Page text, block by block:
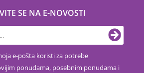
SE NA E-NOVOSTI
e-pošta koristi za potrebe
ponudama, posebnim ponudama i